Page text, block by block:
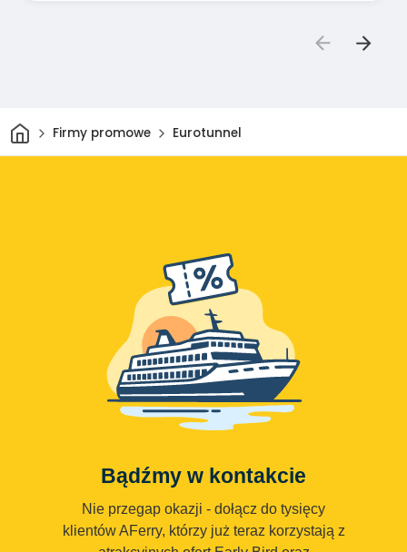
DomFirmy promowe Eurotunnel
Bądźmy w kontakcie
Nie przegap okazji - dołącz do tysięcy
klientów AFerry, którzy już teraz korzystają z